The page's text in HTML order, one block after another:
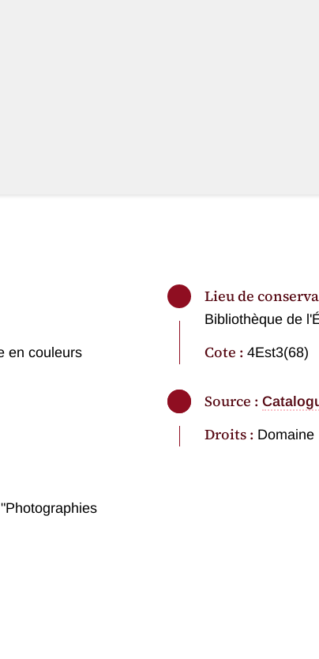
en couleurs
Lieu de
Bibliothèque de
Cote : 4Est3(68)
Source :
Droits : Domaine